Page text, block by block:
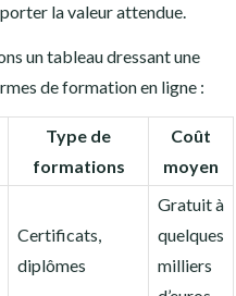
la valeur attendue.
un tableau dressant une
de formation en ligne :
Type de
formations
Coût
moyen
Certificats,
diplômes
Gratuit à
quelques
milliers